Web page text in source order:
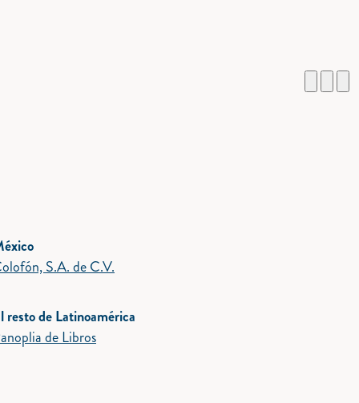
S.A. de C.V.
resto de Latinoamérica
de Libros